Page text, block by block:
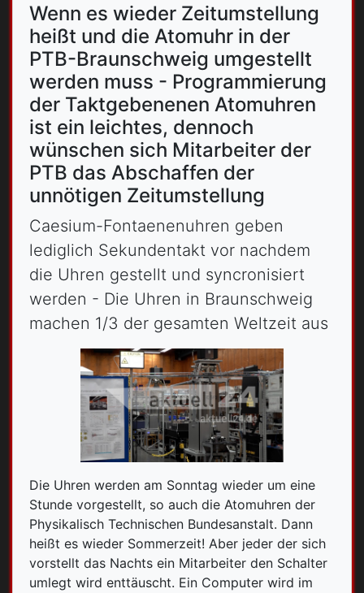
Wenn es wieder Zeitumstellung
heißt und die Atomuhr in der
PTB-Braunschweig umgestellt
werden muss - Programmierung
der Taktgebenenen Atomuhren
ist ein leichtes, dennoch
wünschen sich Mitarbeiter der
PTB das Abschaffen der
unnötigen Zeitumstellung
Caesium-Fontaenenuhren geben
lediglich Sekundentakt vor nachdem
die Uhren gestellt und syncronisiert
werden - Die Uhren in Braunschweig
machen 1/3 der gesamten Weltzeit aus
Die Uhren werden am Sonntag wieder um eine
Stunde vorgestellt, so auch die Atomuhren der
Physikalisch Technischen Bundesanstalt. Dann
heißt es wieder Sommerzeit! Aber jeder der sich
vorstellt das Nachts ein Mitarbeiter den Schalter
umlegt wird enttäuscht. Ein Computer wird im